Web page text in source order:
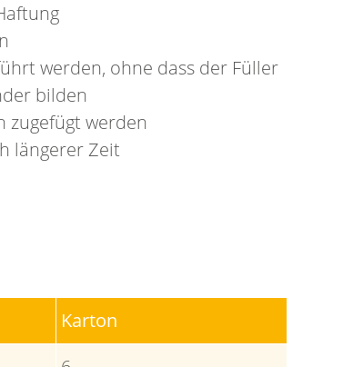
werden, ohne dass der Füller
bilden
zugefügt werden
längerer Zeit
Karton